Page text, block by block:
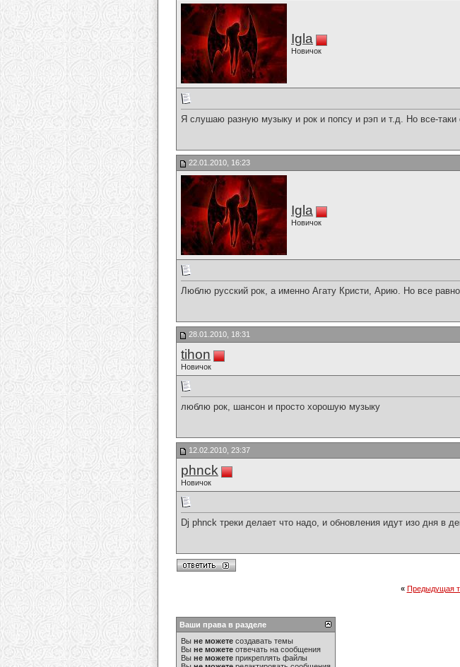
Igla
Новичок
Я слушаю разную музыку и рок и попсу и рэп и т.д. Но все-таки
22.01.2010, 16:23
Igla
Новичок
Люблю русский рок, а именно Агату Кристи, Арию. Но все
28.01.2010, 18:31
tihon
Новичок
люблю рок, шансон и просто хорошую музыку
12.02.2010, 23:37
phnck
Новичок
Dj phnck треки делает что надо, и обновления идут изо дня в
« Предыдущая
Ваши права в разделе
Вы не можете создавать темы
Вы не можете отвечать на сообщения
Вы не можете прикреплять файлы